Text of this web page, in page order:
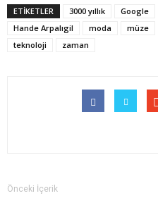
ETİKETLER 3000 yıllık Google
Hande Arpalıgil
moda müze
teknoloji
zaman
Önceki İçerik